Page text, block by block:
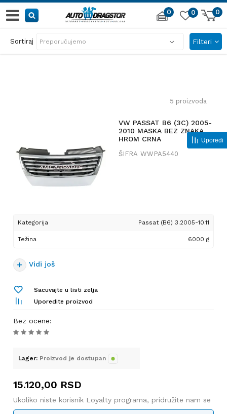
0 0
0
sve za automobil i garažu
Uporedi
Sortiraj Filteri
5 proizvoda
VW PASSAT B6 (3C) 2005-
2010 MASKA BEZ ZNAKA
HROM CRNA
ŠIFRA WWPA5440
Kategorija Passat (B6) 3.2005-10.11
Težina 6000 g
Vidi još
Sacuvajte u listi zelja
Uporedite proizvod
Bez ocene:
Lager: Proizvod je dostupan
15.120,00 RSD
Ukoliko niste korisnik Loyalty programa, pridružite nam se